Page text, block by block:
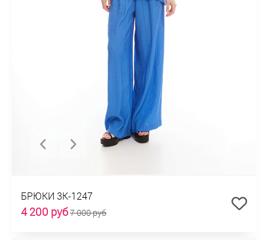
БРЮКИ 3К-1247
4 200 руб7 000 руб